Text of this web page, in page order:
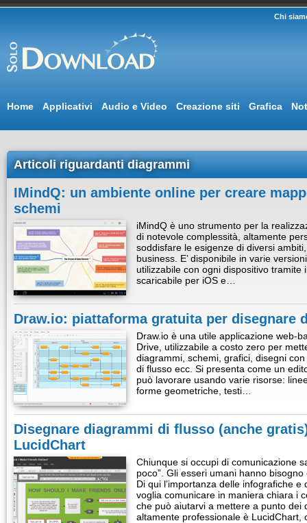
Chi
Home Applicativi Audio e Video Creazione siti Grafica
Articoli riguardanti diagrammi
IMindQ: un ambiente online per creare
schemi
iMindQ è uno strumento per la
di notevole complessità, altamente
soddisfare le esigenze di diversi
business. E’ disponibile in varie
utilizzabile con ogni dispositivo tramite
scaricabile per iOS e…
Draw.io: piattaforma gratuita per disegnare
Draw.io è una utile applicazione web-
Drive, utilizzabile a costo zero per
diagrammi, schemi, grafici, disegni
di flusso ecc. Si presenta come un
può lavorare usando varie risorse:
forme geometriche, testi…
Disegnare diagrammi di flusso (anche
LucidChart
Chiunque si occupi di comunicazione
poco”. Gli esseri umani hanno
Di qui l’importanza delle infografiche
voglia comunicare in maniera chiara i
che può aiutarvi a mettere a punto dei
altamente professionale è